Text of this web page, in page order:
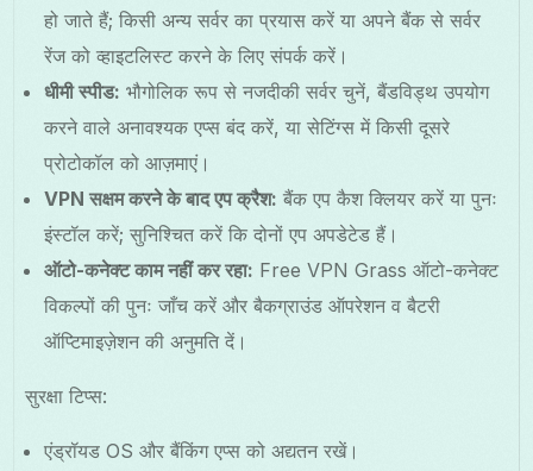
हो जाते हैं; किसी अन्य सर्वर का प्रयास करें या अपने बैंक से सर्वर
रेंज को व्हाइटलिस्ट करने के लिए संपर्क करें।
धीमी स्पीड: भौगोलिक रूप से नजदीकी सर्वर चुनें, बैंडविड्थ उपयोग
करने वाले अनावश्यक एप्स बंद करें, या सेटिंग्स में किसी दूसरे
प्रोटोकॉल को आज़माएं।
VPN सक्षम करने के बाद एप क्रैश: बैंक एप कैश क्लियर करें या पुनः
इंस्टॉल करें; सुनिश्चित करें कि दोनों एप अपडेटेड हैं।
ऑटो-कनेक्ट काम नहीं कर रहा: Free VPN Grass ऑटो-कनेक्ट
विकल्पों की पुनः जाँच करें और बैकग्राउंड ऑपरेशन व बैटरी
ऑप्टिमाइज़ेशन की अनुमति दें।
सुरक्षा टिप्स:
एंड्रॉयड OS और बैंकिंग एप्स को अद्यतन रखें।